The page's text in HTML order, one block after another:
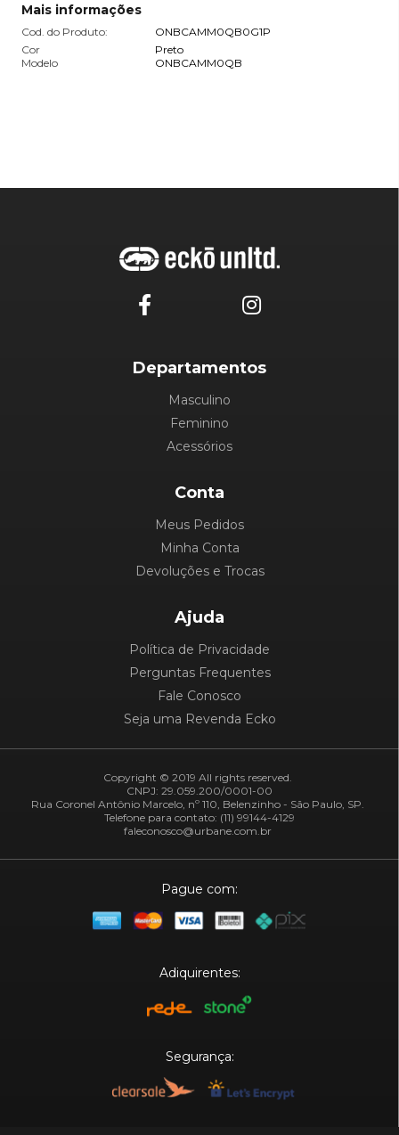
Mais informações
Cod. do Produto:
ONBCAMM0QB0G1P
Cor
Preto
Modelo
ONBCAMM0QB
Departamentos
Masculino
Feminino
Acessórios
Conta
Meus Pedidos
Minha Conta
Devoluções e Trocas
Ajuda
Política de Privacidade
Perguntas Frequentes
Fale Conosco
Seja uma Revenda Ecko
Copyright © 2019 All rights reserved.
CNPJ: 29.059.200/0001-00
Rua Coronel Antônio Marcelo, nº 110, Belenzinho - São Paulo, SP.
Telefone para contato: (11) 99144-4129
faleconosco@urbane.com.br
Pague com:
Adiquirentes:
Segurança: